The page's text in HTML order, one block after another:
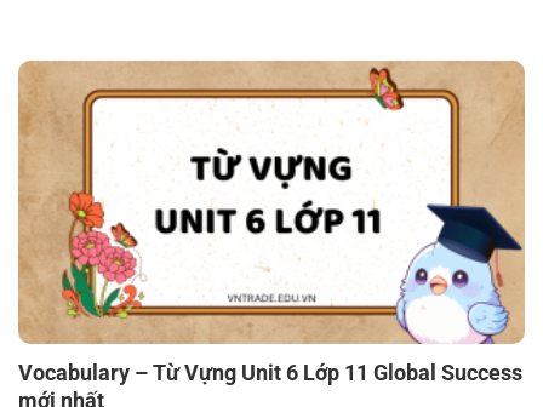
Vocabulary – Từ Vựng Unit 6 Lớp 11 Global Success
mới nhất